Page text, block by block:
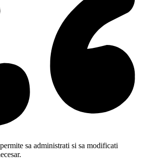
sa administrati si sa modificati